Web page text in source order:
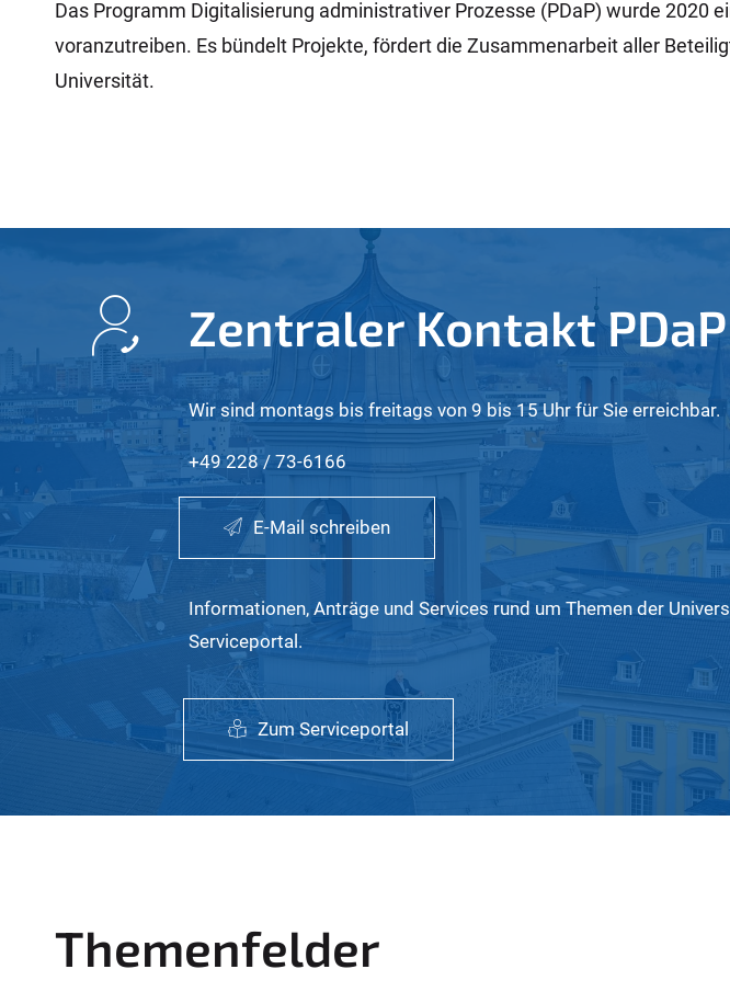
Das Programm Digitalisierung administrativer Prozesse (PDaP) wurde
voranzutreiben. Es bündelt Projekte, fördert die Zusammenarbeit aller
Universität.
Zentraler Kontakt PDaP
Wir sind montags bis freitags von 9 bis 15 Uhr für Sie erreichbar.
+49 228 / 73-6166
E-Mail schreiben
Informationen, Anträge und Services rund um Themen der
Serviceportal.
Zum Serviceportal
Themenfelder